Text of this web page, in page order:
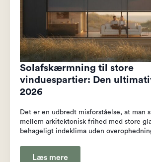
Solafskærmning til store
vinduespartier: Den
2026
Det er en udbredt misforståelse, at man
mellem arkitektonisk frihed med store
behageligt indeklima uden
Læs mere